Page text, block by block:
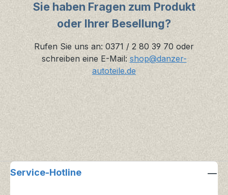
Sie haben Fragen zum Produkt
oder Ihrer Besellung?
Rufen Sie uns an: 0371 / 2 80 39 70 oder
schreiben eine E-Mail: shop@danzer-
autoteile.de
Service-Hotline